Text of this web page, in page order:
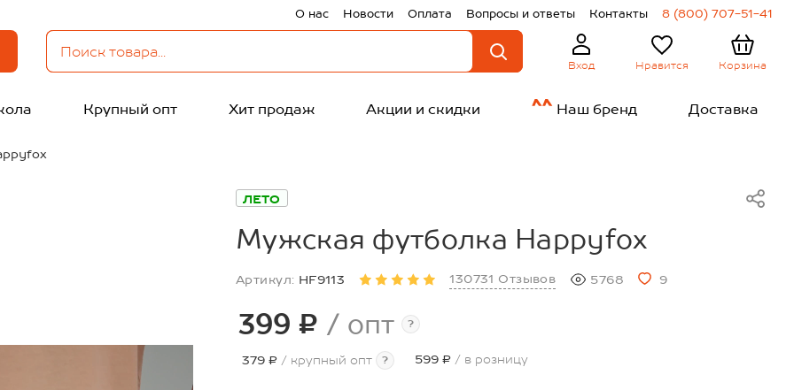
О нас Новости Оплата Вопросы и ответы Контакты 8 (800) 707-51-41
Вход Нравится Корзина
Крупный опт Хит продаж Акции и скидки Наш бренд Доставка
ЛЕТО
Мужская футболка Happyfox
Артикул: HF9113 130731 Отзывов 5768 9
399 ₽ / опт ?
379 ₽ / крупный опт ? 599 ₽ / в розницу